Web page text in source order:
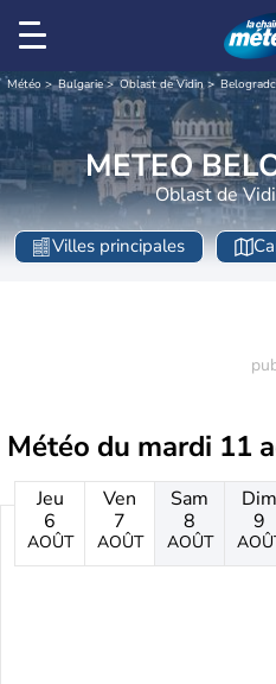
Météo Bulgarie Oblast de Vidin
METEO
Oblast de
Villes principales
Météo du mardi 11
Jeu
6
AOÛT
Ven
7
AOÛT
Sam
8
AOÛT
Dim
9